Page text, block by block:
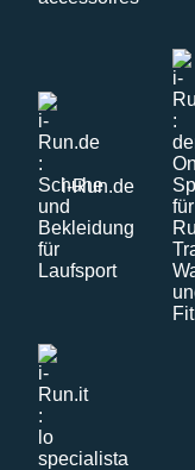
i-Run.de